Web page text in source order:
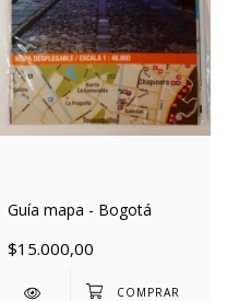
Guía mapa - Bogotá
$15.000,00